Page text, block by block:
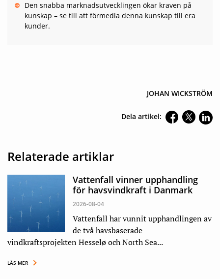
Den snabba marknadsutvecklingen ökar kraven på
kunskap – se till att förmedla denna kunskap till era
kunder.
JOHAN WICKSTRÖM
Dela artikel:
Relaterade artiklar
Vattenfall vinner upphandling
för havsvindkraft i Danmark
2026-08-04
Vattenfall har vunnit upphandlingen av
de två havsbaserade
vindkraftsprojekten Hesselø och North Sea...
LÄS MER